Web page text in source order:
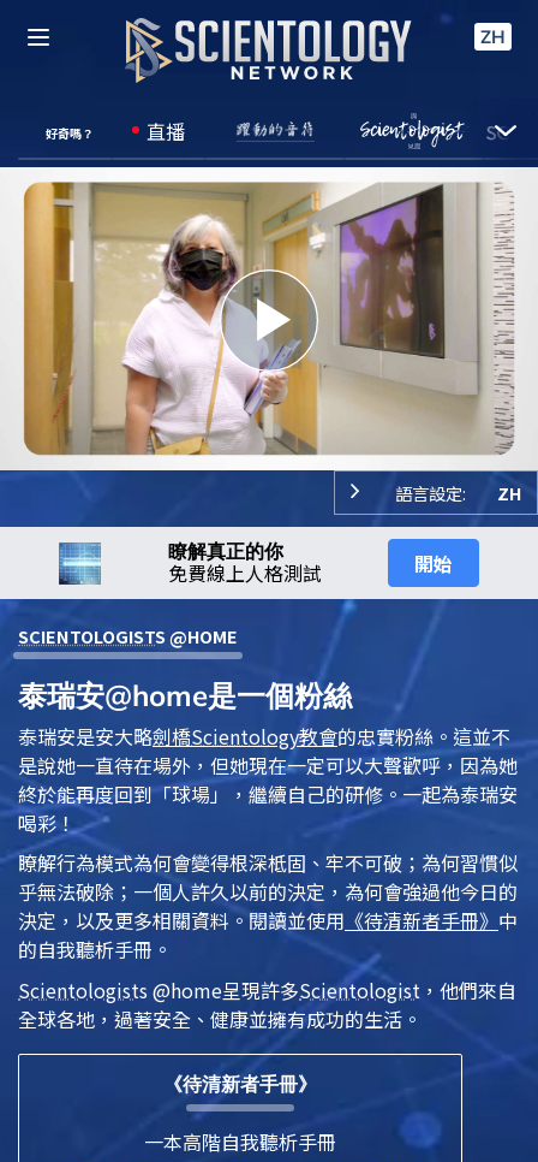
ZH
好奇嗎？ 直播
Play
Video
語言設定: ZH
瞭解真正的你
免費線上人格測試 開始
SCIENTOLOGISTS @HOME
泰瑞安@home是一個粉絲
泰瑞安是安大略劍橋Scientology教會的忠實粉絲。這並不
是說她一直待在場外，但她現在一定可以大聲歡呼，因為她
終於能再度回到「球場」，繼續自己的研修。一起為泰瑞安
喝彩！
瞭解行為模式為何會變得根深柢固、牢不可破；為何習慣似
乎無法破除；一個人許久以前的決定，為何會強過他今日的
決定，以及更多相關資料。閱讀並使用 《待清新者手冊》 中
的自我聽析手冊。
Scientologists @home呈現許多Scientologist ，他們來自
全球各地，過著安全、健康並擁有成功的生活。
《待清新者手冊》
一本高階自我聽析手冊